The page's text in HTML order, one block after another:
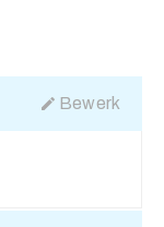
Bewerk